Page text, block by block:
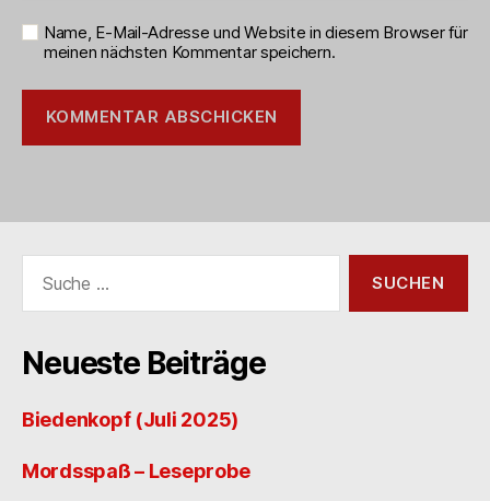
Name, E-Mail-Adresse und Website in diesem Browser für
meinen nächsten Kommentar speichern.
nach:
Neueste Beiträge
Biedenkopf (Juli 2025)
Mordsspaß – Leseprobe